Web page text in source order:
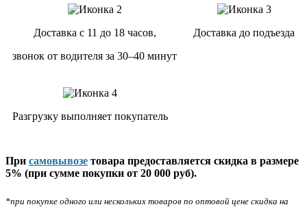
Доставка с 11 до 18 часов,
звонок от водителя за 30–40 минут
Доставка до подъезда
Разгрузку выполняет покупатель
При самовывозе товара предоставляется скидка в размере
5% (при сумме покупки от 20 000 руб).
*при покупке одного или нескольких товаров по оптовой цене скидка на